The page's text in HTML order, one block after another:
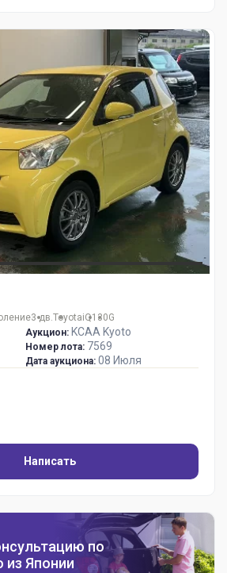
3 дв. ToyotaiQ130G
Аукцион: KCAA Kyoto
Номер лота: 7569
Дата аукциона: 08 Июля
Написать
по
из Японии